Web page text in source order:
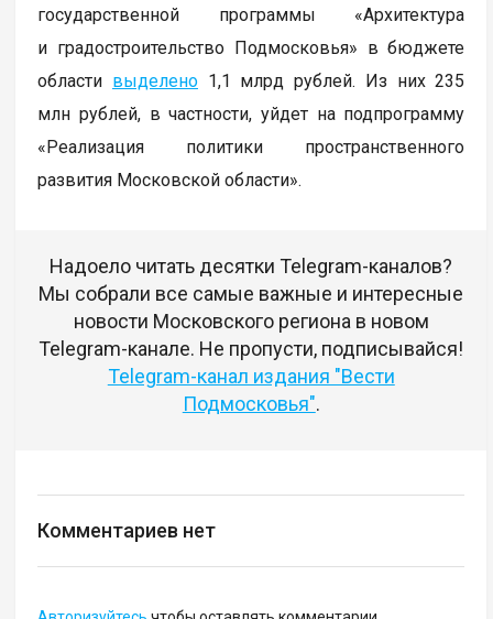
государственной программы «Архитектура
и градостроительство Подмосковья» в бюджете
области выделено1,1 млрд рублей. Из них 235
млн рублей, в частности, уйдет на подпрограмму
«Реализация политики пространственного
развития Московской области».
Надоело читать десятки Telegram-каналов?
Мы собрали все самые важные и интересные
новости Московского региона в новом
Telegram-канале. Не пропусти, подписывайся!
Telegram-канал издания "Вести
Подмосковья".
Комментариев нет